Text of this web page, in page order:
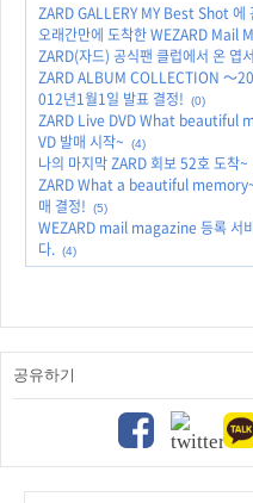
ZARD GALLERY MY Best Shot 에
오래간만에 도착한 WEZARD Mail
ZARD(자드) 공식팬 클럽에서 온 엽
ZARD ALBUM COLLECTION ～
012년1월1일 발표 결정!
(0)
ZARD Live DVD What beautiful
VD 발매 시작~
(4)
나의 마지막 ZARD 회보 52호 도착~
ZARD What a beautiful
매 결정!
(5)
WEZARD mail magazine 등록 서
다. (4)
공유하기